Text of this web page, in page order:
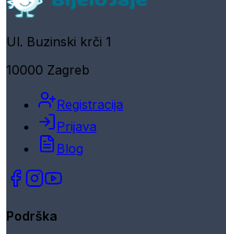
Ul. Buzinski krči 1
10000 Zagreb
Registracija
Prijava
Blog
Podrška